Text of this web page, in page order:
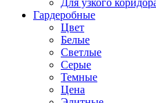
Для узкого
Гардеробные
Цвет
Белые
Светлые
Серые
Темные
Цена